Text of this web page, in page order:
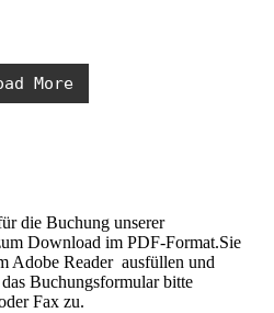
More
die Buchung unserer
Download im PDF-Format.Sie
Adobe Reader ausfüllen und
Buchungsformular bitte
Fax zu.